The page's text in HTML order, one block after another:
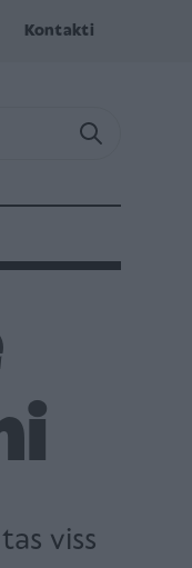
Kontakti
viss